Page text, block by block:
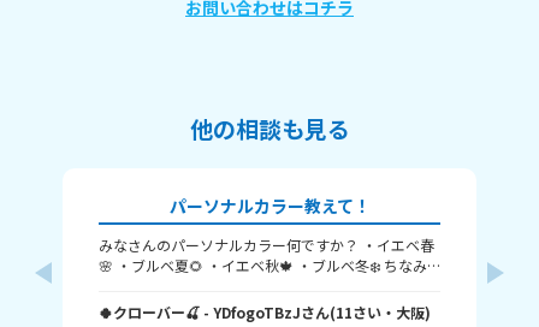
お問い合わせはコチラ
他の相談も見る
パーソナルカラー教えて！
みなさんのパーソナルカラー何ですか？ ・イエベ春
🌸 ・ブルベ夏🌻 ・イエベ秋🍁 ・ブルベ冬❄️ ちなみ
の回答待ってます🥺 バイバイ✌️
🍀クローバー🍒 - YDfogoTBzJさん(11さい・ 大阪)